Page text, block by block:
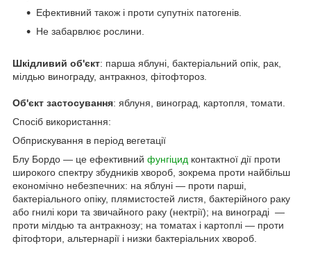
Ефективний також і проти супутніх патогенів.
Не забарвлює рослини.
Шкідливий об'єкт: парша яблуні, бактеріальний опік, рак,
мілдью винограду, антракноз, фітофтороз.
Об'єкт застосування: яблуня, виноград, картопля, томати.
Спосіб використання:
Обприскування в період вегетації
Блу Бордо — це ефективний фунгіцид контактної дії проти
широкого спектру збудників хвороб, зокрема проти найбільш
економічно небезпечних: на яблуні — проти парші,
бактеріального опіку, плямистостей листя, бактерійного раку
або гнилі кори та звичайного раку (нектрії); на винограді —
проти мілдью та антракнозу; на томатах і картоплі — проти
фітофтори, альтернарії і низки бактеріальних хвороб.